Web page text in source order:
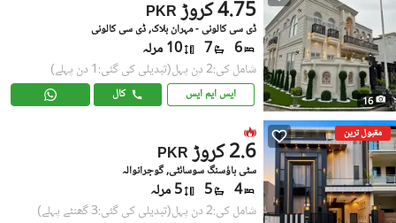
16
PKR 4.75 کروڑ
ڈی سی کالونی - مہران بلاک, ڈی سی کالونی
6
7 10 مرلہ
شامل کی:2 دن پہل (تبدیلی کی گئی:1 دن پہلے)
ایس ایم ایس کال
مقبول ترین
PKR 2.6 کروڑ
سٹی ہاؤسنگ سوسائٹی, گوجرانوالہ
4
5 5 مرلہ
شامل کی:2 دن پہل (تبدیلی کی گئی:3 گھنٹے پہلے)